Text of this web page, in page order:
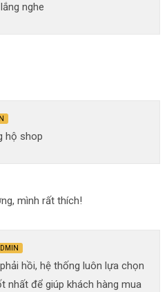
nghe
hộ shop
mình rất thích!
hồi, hệ thống luôn lựa chọn
nhất để giúp khách hàng mua